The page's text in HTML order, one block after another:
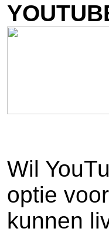
Wil
optie
kunnen